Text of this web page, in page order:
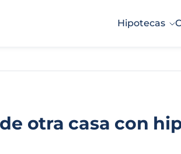
Hipotecas
otra casa con